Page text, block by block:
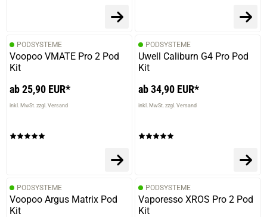
PODSYSTEME
Voopoo VMATE Pro 2 Pod
Kit
ab 25,90 EUR*
inkl. MwSt. zzgl. Versand
PODSYSTEME
Uwell Caliburn G4 Pro Pod
Kit
ab 34,90 EUR*
inkl. MwSt. zzgl. Versand
PODSYSTEME
Voopoo Argus Matrix Pod
Kit
PODSYSTEME
Vaporesso XROS Pro 2 Pod
Kit